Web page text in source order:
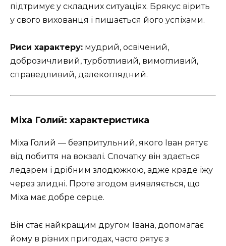
підтримує у складних ситуаціях. Брякус вірить
у свого вихованця і пишається його успіхами.
Риси характеру: мудрий, освічений,
доброзичливий, турботливий, вимогливий,
справедливий, далекоглядний.
Міха Голий: характеристика
Міха Голий — безпритульний, якого Іван рятує
від побиття на вокзалі. Спочатку він здається
ледарем і дрібним злодюжкою, адже краде їжу
через злидні. Проте згодом виявляється, що
Міха має добре серце.
Він стає найкращим другом Івана, допомагає
йому в різних пригодах, часто рятує з